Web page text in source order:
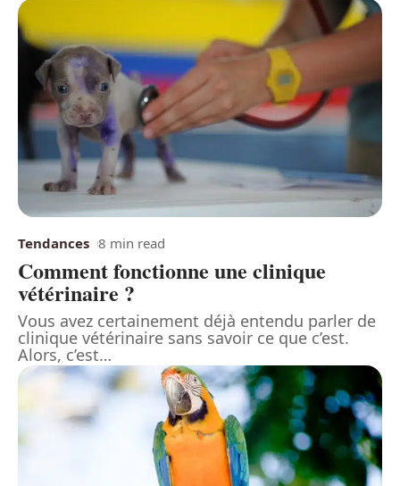
Tendances 8 min read
Comment fonctionne une clinique
vétérinaire ?
Vous avez certainement déjà entendu parler de
clinique vétérinaire sans savoir ce que c’est.
Alors, c’est…